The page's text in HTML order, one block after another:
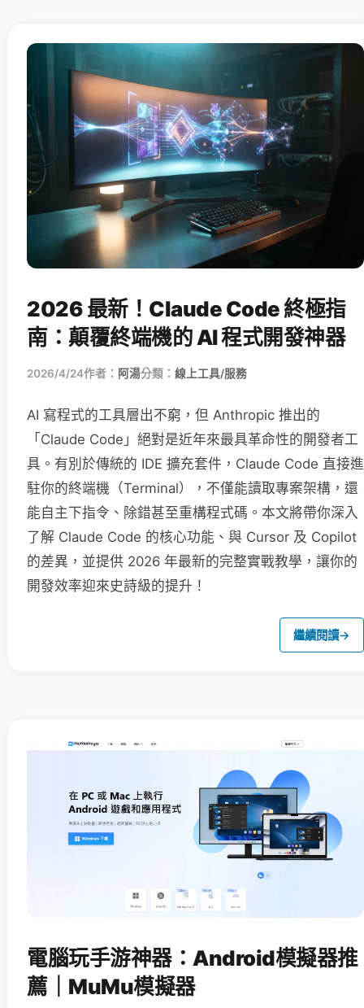
2026 最新！Claude Code 終極指
南：顛覆終端機的 AI 程式開發神器
2026/4/24作者： 阿湯分類： 線上工具/服務
AI 寫程式的工具層出不窮，但 Anthropic 推出的
「Claude Code」絕對是近年來最具革命性的開發者工
具。有別於傳統的 IDE 擴充套件，Claude Code 直接進
駐你的終端機（Terminal），不僅能讀取專案架構，還
能自主下指令、除錯甚至重構程式碼。本文將帶你深入
了解 Claude Code 的核心功能、與 Cursor 及 Copilot
的差異，並提供 2026 年最新的完整實戰教學，讓你的
開發效率迎來史詩級的提升！
繼續閱讀→
電腦玩手游神器：Android模擬器推
薦｜MuMu模擬器